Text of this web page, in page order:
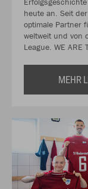
heute an. Seit
optimale Partner
weltweit und von
League. WE ARE
MEHR